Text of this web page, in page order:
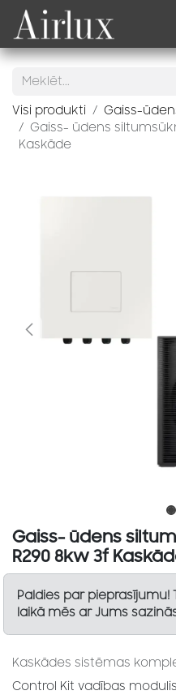
Skip to Content
Visi produkti
Gaiss-
Gaiss- ūdens
Kaskāde
Gaiss- ūdens
R290 8kw 3f
Paldies par pieprasījumu!
laikā mēs ar Jums
Kaskādes sistēmas
Control Kit vadības